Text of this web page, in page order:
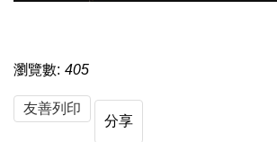
瀏覽數: 405
友善列印
分享